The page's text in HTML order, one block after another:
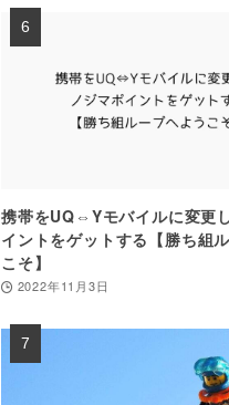
携帯をUQ⇔Yモバイルに変更
イントをゲットする【勝ち組
こそ】
2022年11月3日